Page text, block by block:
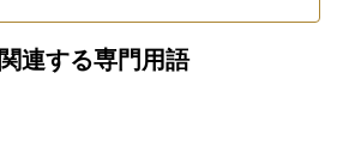
関連する専門用語